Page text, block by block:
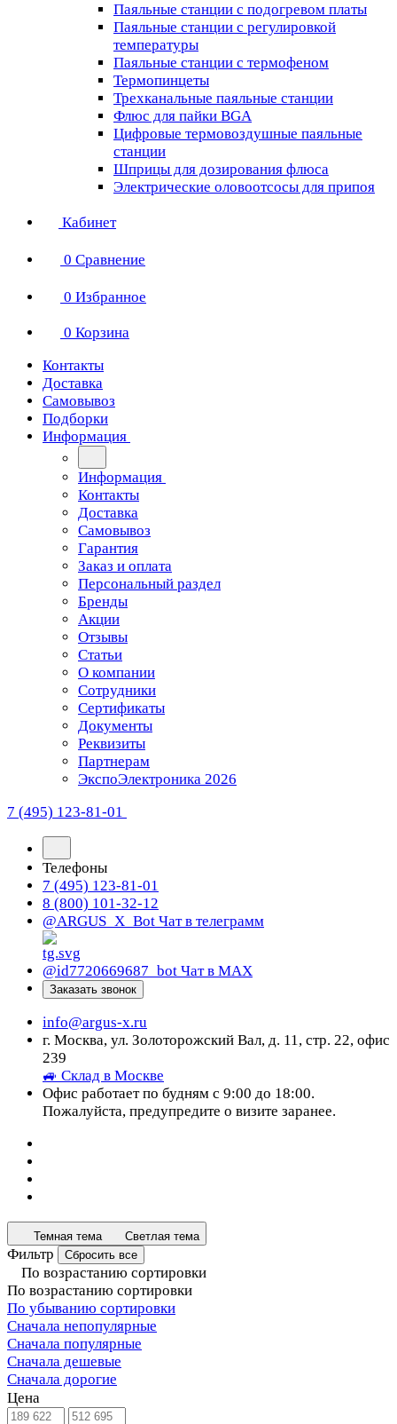
Паяльные станции с подогревом платы
Паяльные станции с регулировкой
температуры
Паяльные станции с термофеном
Термопинцеты
Трехканальные паяльные станции
Флюс для пайки BGA
Цифровые термовоздушные паяльные
станции
Шприцы для дозирования флюса
Электрические оловоотсосы для припоя
Кабинет
0 Сравнение
0 Избранное
0 Корзина
Контакты
Доставка
Самовывоз
Подборки
Информация
Информация
Контакты
Доставка
Самовывоз
Гарантия
Заказ и оплата
Персональный раздел
Бренды
Акции
Отзывы
Статьи
О компании
Сотрудники
Сертификаты
Документы
Реквизиты
Партнерам
ЭкспоЭлектроника 2026
7 (495) 123-81-01
Телефоны
7 (495) 123-81-01
8 (800) 101-32-12
@ARGUS_X_Bot Чат в телеграмм
@id7720669687_bot Чат в МАХ
Заказать звонок
info@argus-x.ru
г. Москва, ул. Золоторожский Вал, д. 11, стр. 22, офис
239
🚙 Склад в Москве
Офис работает по будням с 9:00 до 18:00.
Пожалуйста, предупредите о визите заранее.
Темная тема Светлая тема
Фильтр Сбросить все
По возрастанию сортировки
По возрастанию сортировки
По убыванию сортировки
Сначала непопулярные
Сначала популярные
Сначала дешевые
Сначала дорогие
Цена